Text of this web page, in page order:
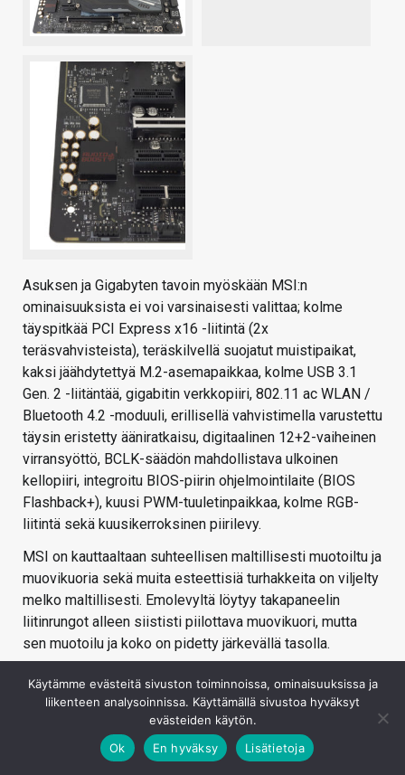
Asuksen ja Gigabyten tavoin myöskään MSI:n
ominaisuuksista ei voi varsinaisesti valittaa; kolme
täyspitkää PCI Express x16 -liitintä (2x
teräsvahvisteista), teräskilvellä suojatut muistipaikat,
kaksi jäähdytettyä M.2-asemapaikkaa, kolme USB 3.1
Gen. 2 -liitäntää, gigabitin verkkopiiri, 802.11 ac WLAN /
Bluetooth 4.2 -moduuli, erillisellä vahvistimella varustettu
täysin eristetty ääniratkaisu, digitaalinen 12+2-vaiheinen
virransyöttö, BCLK-säädön mahdollistava ulkoinen
kellopiiri, integroitu BIOS-piirin ohjelmointilaite (BIOS
Flashback+), kuusi PWM-tuuletinpaikkaa, kolme RGB-
liitintä sekä kuusikerroksinen piirilevy.
MSI on kauttaaltaan suhteellisen maltillisesti muotoiltu ja
muovikuoria sekä muita esteettisiä turhakkeita on viljelty
melko maltillisesti. Emolevyltä löytyy takapaneelin
liitinrungot alleen siististi piilottava muovikuori, mutta
sen muotoilu ja koko on pidetty järkevällä tasolla.
Käytämme evästeitä sivuston toiminnoissa, ominaisuuksissa ja
liikenteen analysoinnissa. Käyttämällä sivustoa hyväksyt
evästeiden käytön.
Ok
En hyväksy Lisätietoja